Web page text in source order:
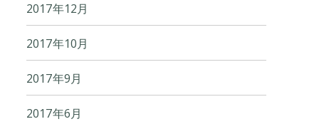
2017年12月
2017年10月
2017年9月
2017年6月